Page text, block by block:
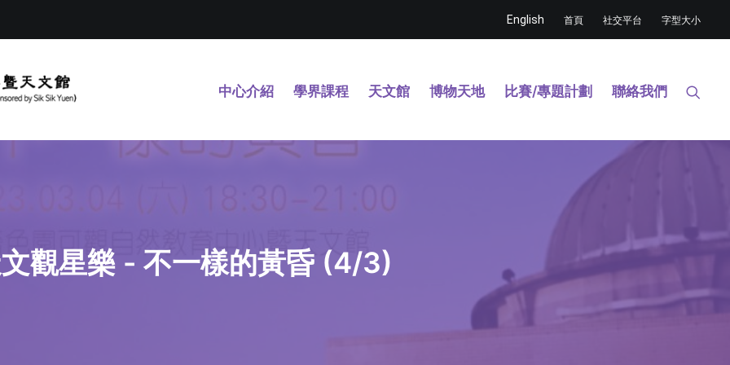
English 首頁 社交平台 字型大小
中心介紹 學界課程 天文館 博物天地 比賽/專題計劃 聯絡我們
觀星樂 - 不一樣的黃昏 (4/3)